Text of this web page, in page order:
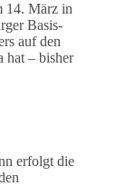
14. März in
Basis-
auf den
hat – bisher
erfolgt die